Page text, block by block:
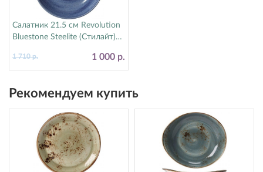
Салатник 21.5 см Revolution
Bluestone Steelite (Стилайт)
1 000 р.
1 710 р.
Рекомендуем купить